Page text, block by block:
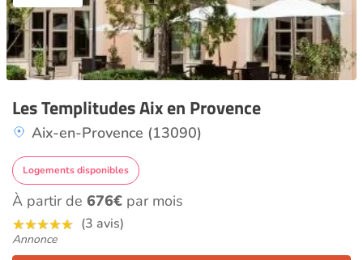
Les Templitudes Aix en Provence
Aix-en-Provence (13090)
Logements disponibles
À partir de 676€ par mois
(3 avis)
Annonce